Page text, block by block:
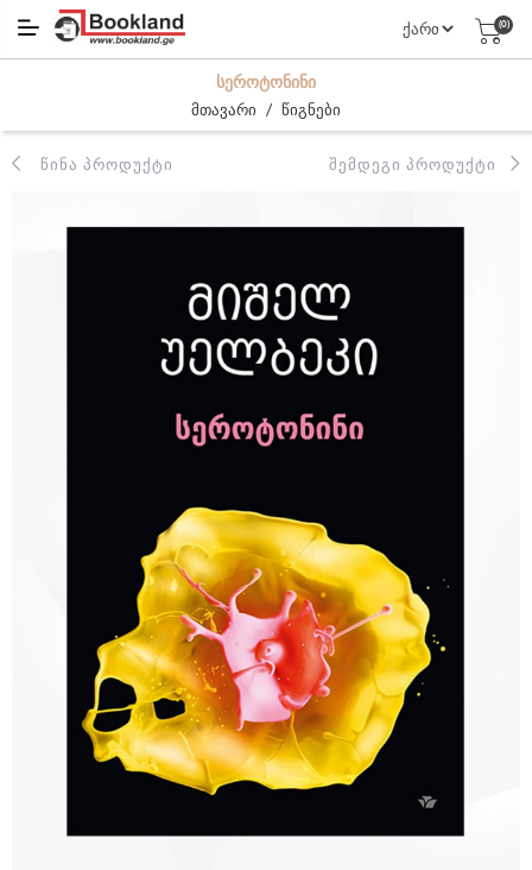
(0)
ᲡᲔᲠᲝᲢᲝᲜᲘᲜᲘ
მთავარი / წიგნები
ᲬᲘᲜᲐ ᲞᲠᲝᲓᲣᲥᲢᲘ ᲨᲔᲛᲓᲔᲒᲘ ᲞᲠᲝᲓᲣᲥᲢᲘ